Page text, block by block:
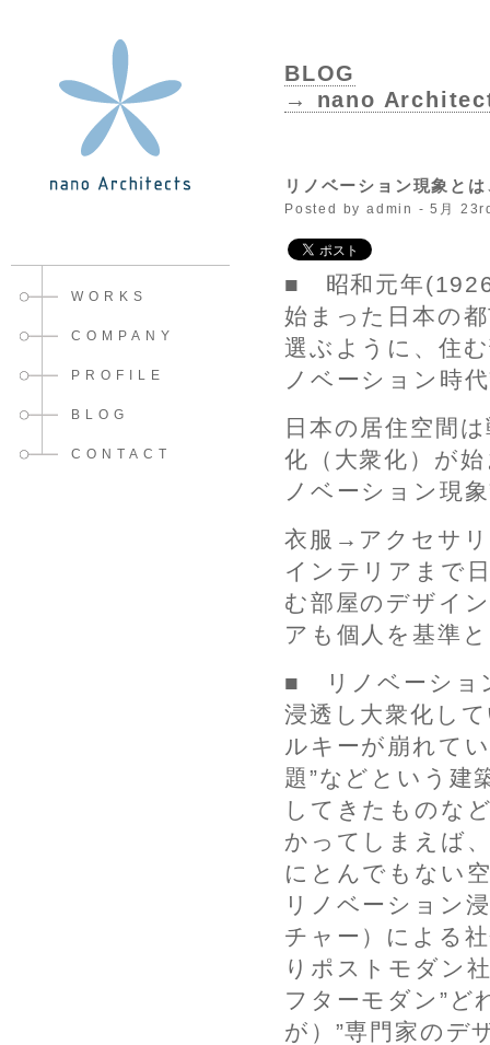
WORKS
COMPANY
PROFILE
BLOG
CONTACT
BLOG
→ nano
リノベーション現象と
Posted by admin - 5月
■ 昭和元年(1926
始まった日本の
選ぶように、住
ノベーション時
日本の居住空間
化（大衆化）が
ノベーション現
衣服→アクセサ
インテリアまで
む部屋のデザイ
アも個人を基準
■ リノベーショ
浸透し大衆化し
ルキーが崩れて
題”などという建
してきたものな
かってしまえば
にとんでもない
リノベーション
チャー）による
りポストモダン
フターモダン”ど
が）”専門家のデ